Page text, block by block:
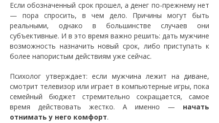
Если обозначенный срок прошел, а денег по-прежнему нет
— пора спросить, в чем дело. Причины могут быть
реальными, однако в большинстве случаев они
субъективные. И в это время важно решить: дать мужчине
возможность назначить новый срок, либо приступать к
более напористым действиям уже сейчас.
Психолог утверждает: если мужчина лежит на диване,
смотрит телевизор или играет в компьютерные игры, пока
семейный бюджет стремительно сокращается, самое
время действовать жестко. А именно — начать
отнимать у него комфорт.